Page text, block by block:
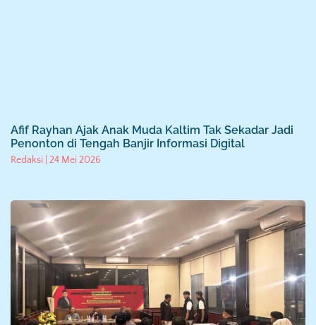
Afif Rayhan Ajak Anak Muda Kaltim Tak Sekadar Jadi
Penonton di Tengah Banjir Informasi Digital
Redaksi 24 Mei 2026